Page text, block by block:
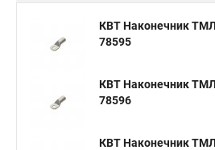
КВТ Наконечник
78595
КВТ Наконечник
78596
КВТ Наконечник